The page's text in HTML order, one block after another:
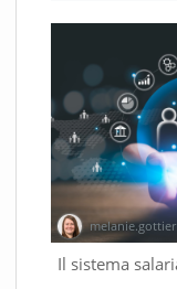
melanie.gottier
06:55 duration